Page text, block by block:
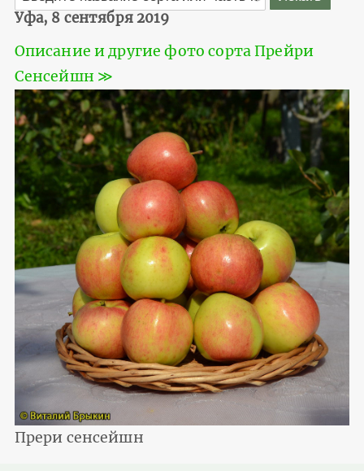
Уфа, 8 сентября 2019
Описание и другие фото сорта Прейри
Сенсейшн ≫
Прери сенсейшн